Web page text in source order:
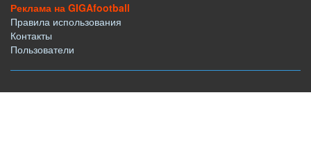
Реклама на GIGAfootball
Правила использования
Контакты
Пользователи